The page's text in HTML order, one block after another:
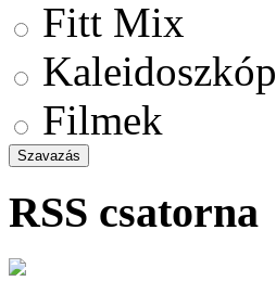
Fitt Mix
Kaleidoszkóp
Filmek
RSS csatorna